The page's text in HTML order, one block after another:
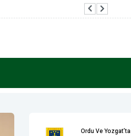
Ordu Ve